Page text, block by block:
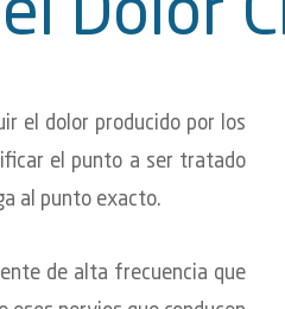
Dolor
el dolor producido por los
el punto a ser tratado
al punto exacto.
de alta frecuencia que